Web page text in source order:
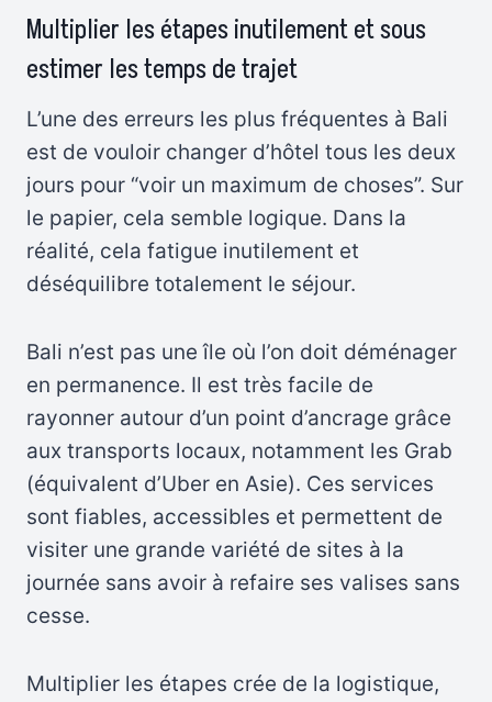
Multiplier les étapes inutilement et sous
estimer les temps de trajet
L’une des erreurs les plus fréquentes à Bali
est de vouloir changer d’hôtel tous les deux
jours pour “voir un maximum de choses”. Sur
le papier, cela semble logique. Dans la
réalité, cela fatigue inutilement et
déséquilibre totalement le séjour.
Bali n’est pas une île où l’on doit déménager
en permanence. Il est très facile de
rayonner autour d’un point d’ancrage grâce
aux transports locaux, notamment les Grab
(équivalent d’Uber en Asie). Ces services
sont fiables, accessibles et permettent de
visiter une grande variété de sites à la
journée sans avoir à refaire ses valises sans
cesse.
Multiplier les étapes crée de la logistique,